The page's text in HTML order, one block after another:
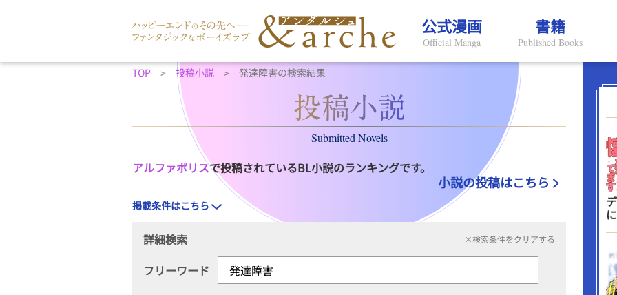
公式漫画
Official Manga
書籍
Published Books
TOP 投稿小説 発達障害の検索結果
Submitted Novels
アルファポリスで投稿されているBL小説のランキングです。
小説の投稿はこちら
掲載条件はこちら
詳細検索 ×検索条件をクリアする
フリーワード